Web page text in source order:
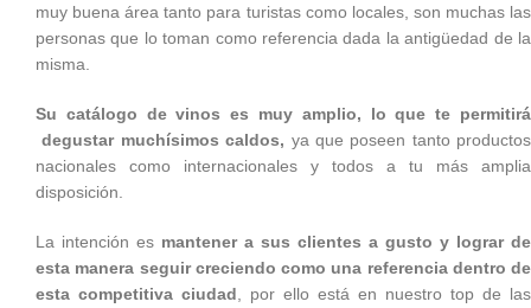
muy buena área tanto para turistas como locales, son muchas las
personas que lo toman como referencia dada la antigüedad de la
misma.
Su catálogo de vinos es muy amplio, lo que te permitirá
degustar muchísimos caldos, ya que poseen tanto productos
nacionales como internacionales y todos a tu más amplia
disposición.
La intención es mantener a sus clientes a gusto y lograr de
esta manera seguir creciendo como una referencia dentro de
esta competitiva ciudad , por ello está en nuestro top de las